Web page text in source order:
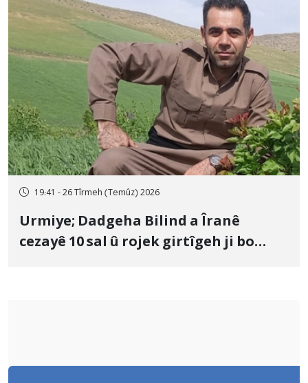
19:41 - 26 Tîrmeh (Temûz) 2026
Urmiye; Dadgeha Bilind a Îranê
cezayê 10 sal û rojek girtîgeh ji bo